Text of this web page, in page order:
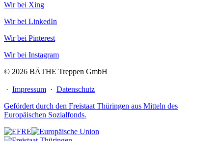
Wir bei Xing
Wir bei LinkedIn
Wir bei Pinterest
Wir bei Instagram
© 2026 BÄTHE Treppen GmbH
· Impressum · Datenschutz
Gefördert durch den Freistaat Thüringen aus Mitteln des
Europäischen Sozialfonds.